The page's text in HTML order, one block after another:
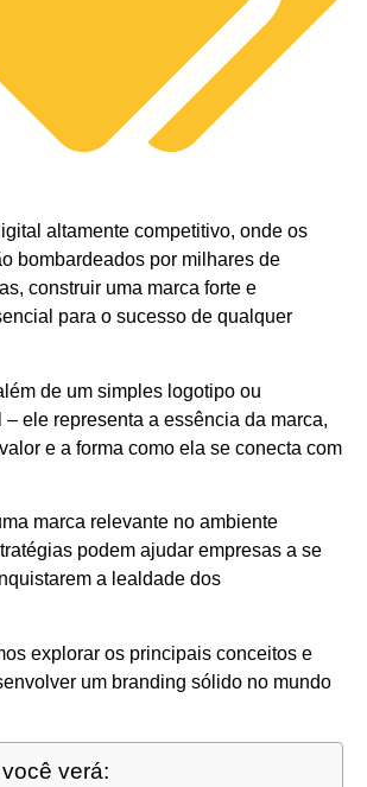
altamente competitivo, onde os
bombardeados por milhares de
construir uma marca forte e
para o sucesso de qualquer
de um simples logotipo ou
ele representa a essência da marca,
e a forma como ela se conecta com
marca relevante no ambiente
podem ajudar empresas a se
a lealdade dos
explorar os principais conceitos e
um branding sólido no mundo
verá: